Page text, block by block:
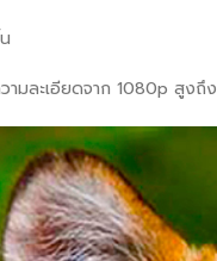
วามละเอียดจาก 1080p